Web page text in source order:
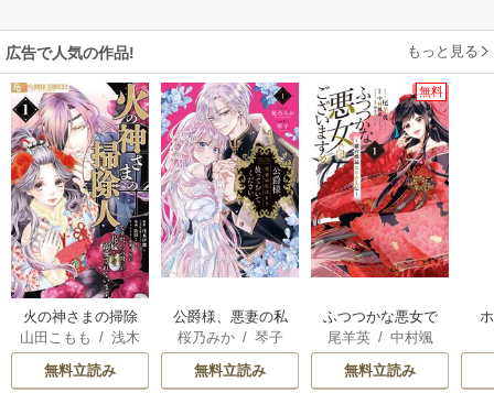
広告で人気の作品! もっと見る
火の神さまの掃除
人ですが、いつの
間にか花嫁として
溺愛されています
山田こもも /浅木
伊都/SNC
無料立読み
公爵様、悪妻の私
はもう放っておい
てください
桜乃みか/ 琴子
無料立読み
無料
ふつつかな悪女で
はございますが ～
雛宮蝶鼠とりかえ
伝～
尾羊英/ 中村颯
希
/ ゆき哉
無料立読み